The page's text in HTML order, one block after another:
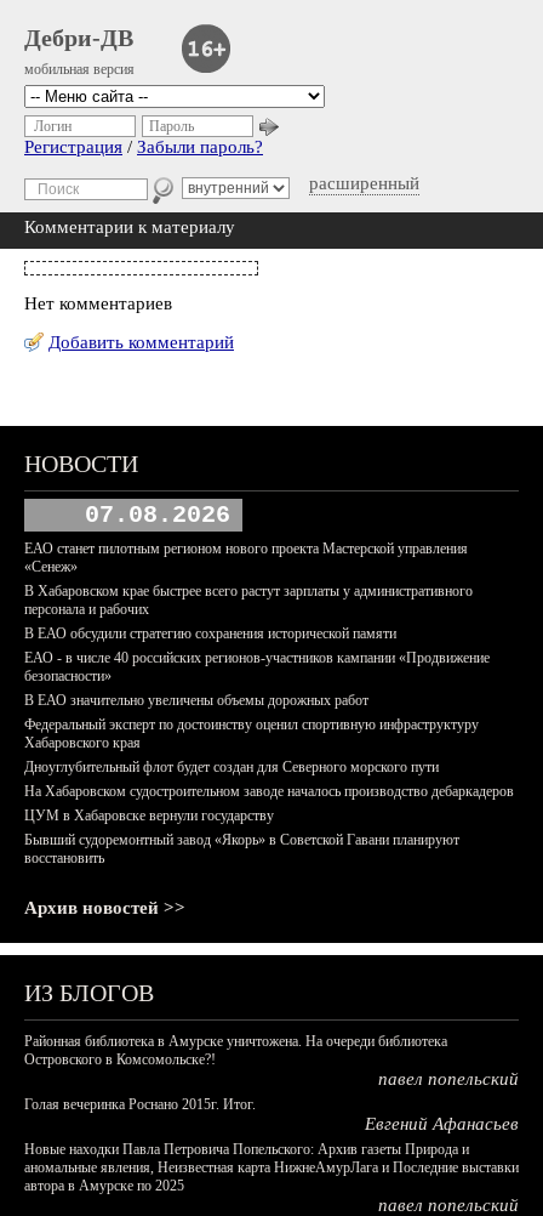
Дебри-ДВ
мобильная версия
расширенный
Логин Пароль
Регистрация / Забыли пароль?
Комментарии к материалу
Нет комментариев
Добавить комментарий
НОВОСТИ
07.08.2026
ЕАО станет пилотным регионом нового проекта Мастерской управления
«Сенеж»
В Хабаровском крае быстрее всего растут зарплаты у административного
персонала и рабочих
В ЕАО обсудили стратегию сохранения исторической памяти
ЕАО - в числе 40 российских регионов-участников кампании «Продвижение
безопасности»
В ЕАО значительно увеличены объемы дорожных работ
Федеральный эксперт по достоинству оценил спортивную инфраструктуру
Хабаровского края
Дноуглубительный флот будет создан для Северного морского пути
На Хабаровском судостроительном заводе началось производство дебаркадеров
ЦУМ в Хабаровске вернули государству
Бывший судоремонтный завод «Якорь» в Советской Гавани планируют
восстановить
Архив новостей >>
ИЗ БЛОГОВ
Районная библиотека в Амурске уничтожена. На очереди библиотека
Островского в Комсомольске?!
павел попельский
Голая вечеринка Роснано 2015г. Итог.
Евгений Афанасьев
Новые находки Павла Петровича Попельского: Архив газеты Природа и
аномальные явления, Неизвестная карта НижнеАмурЛага и Последние выставки
автора в Амурске по 2025
павел попельский